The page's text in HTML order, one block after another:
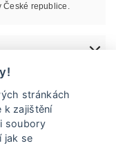
republice.
stránkách
k zajištění
soubory
jak se